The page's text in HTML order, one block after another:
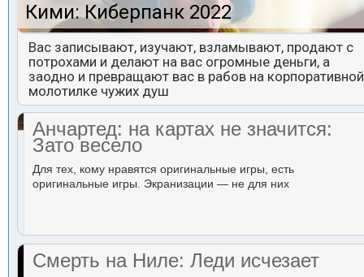
Кими: Киберпанк 2022
Вас записывают, изучают, взламывают, продают с
потрохами и делают на вас огромные деньги, а
заодно и превращают вас в рабов на корпоративной
молотилке чужих душ
Анчартед: на картах не значится:
Зато весело
Для тех, кому нравятся оригинальные игры, есть
оригинальные игры. Экранизации — не для них
Смерть на Ниле: Леди исчезает